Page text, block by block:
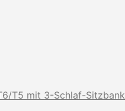
T5 mit 3-Schlaf-Sitzbank